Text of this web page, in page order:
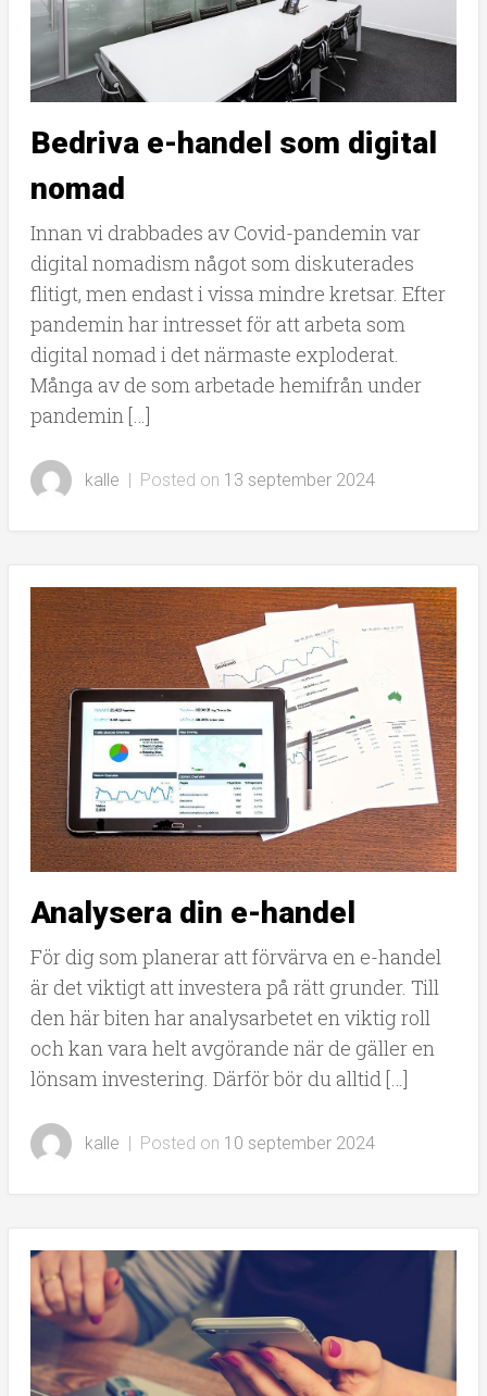
Bedriva e-handel som digital
nomad
Innan vi drabbades av Covid-pandemin var
digital nomadism något som diskuterades
flitigt, men endast i vissa mindre kretsar. Efter
pandemin har intresset för att arbeta som
digital nomad i det närmaste exploderat.
Många av de som arbetade hemifrån under
pandemin […]
kalle Posted on 13 september 2024
Analysera din e-handel
För dig som planerar att förvärva en e-handel
är det viktigt att investera på rätt grunder. Till
den här biten har analysarbetet en viktig roll
och kan vara helt avgörande när de gäller en
lönsam investering. Därför bör du alltid […]
kalle | Posted on 10 september 2024